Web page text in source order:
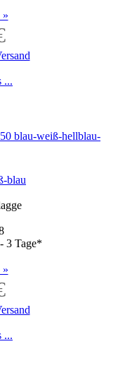
»
...
blau
3 Tage*
»
...